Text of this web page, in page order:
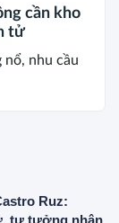
cần kho
tử
nổ, nhu cầu
Ruz: